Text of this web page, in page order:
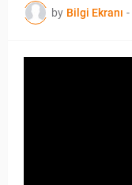
by Bilgi Ekranı -